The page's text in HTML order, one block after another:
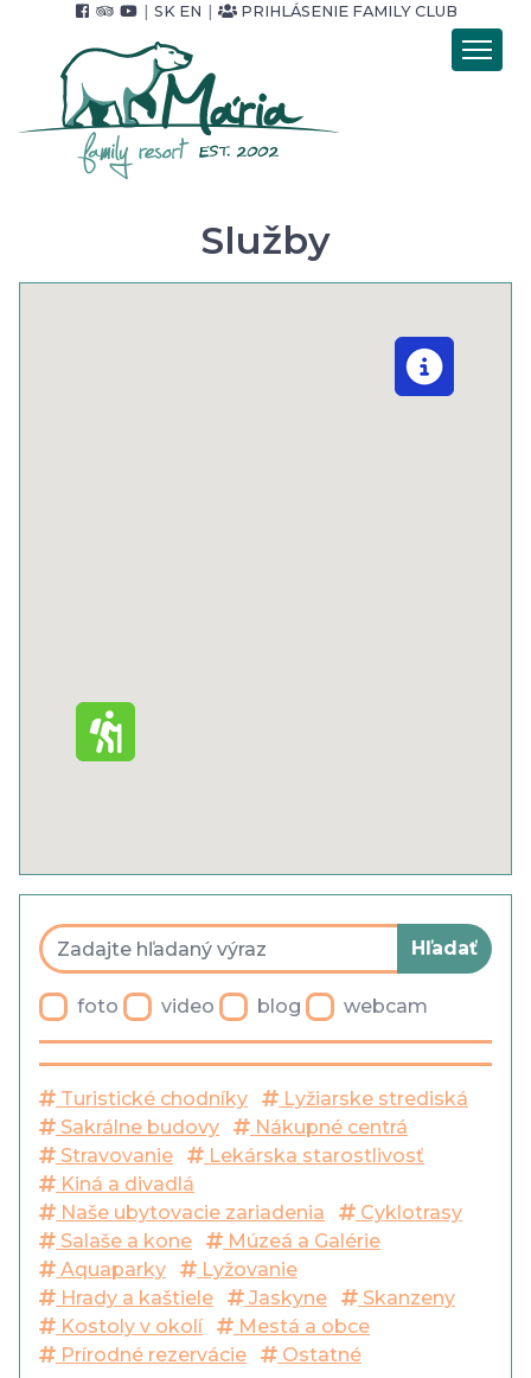
SK EN PRIHLÁSENIE FAMILY CLUB
Úvod
Ubytovanie
Stravovanie
Pobytové balíky
Služby
foto video blog webcam
Turistické chodníky
Lyžiarske strediská
Sakrálne budovy
Nákupné centrá
Stravovanie
Lekárska starostlivosť
Kiná a divadlá
Naše ubytovacie zariadenia
Cyklotrasy
Salaše a kone
Múzeá a Galérie
Aquaparky
Lyžovanie
Hrady a kaštiele
Jaskyne
Skanzeny
Kostoly v okolí
Mestá a obce
Prírodné rezervácie
Ostatné